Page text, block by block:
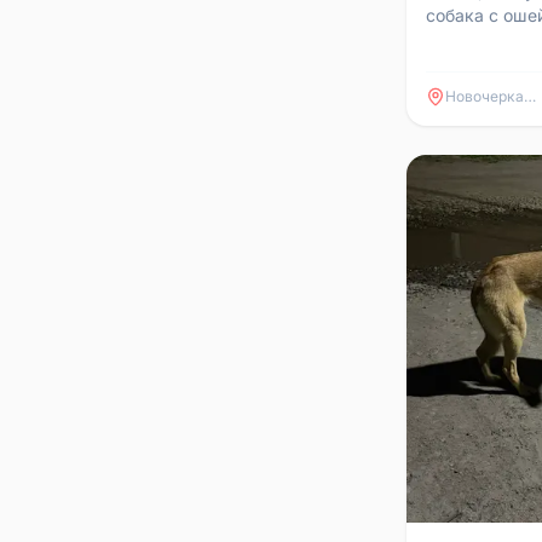
собака с
Новочеркасск